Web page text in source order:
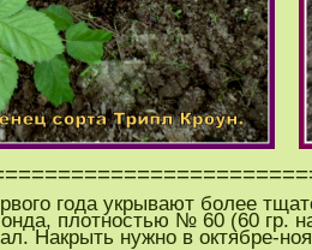
года укрывают более
плотностью № 60 (60 гр.
Накрыть нужно в октябре-